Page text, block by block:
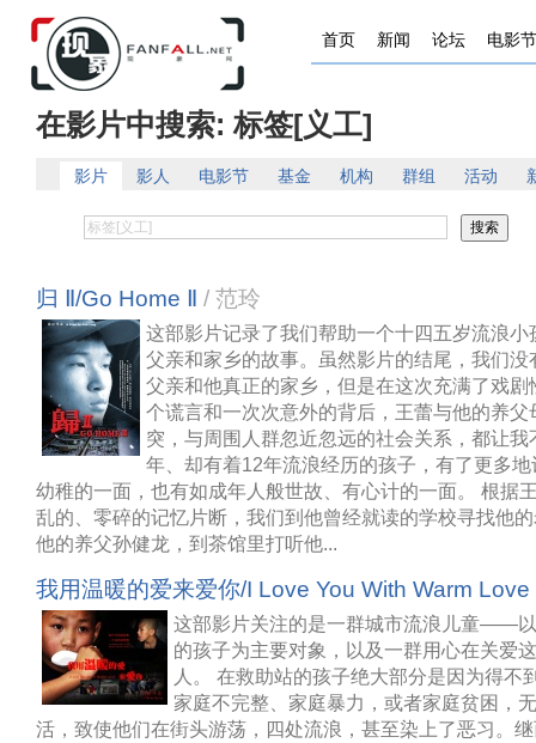
首页 新闻 论坛 电影节
在影片中搜索: 标签[义工]
影片 影人 电影节 基金 机构 群组 活动
归 Ⅱ/Go Home Ⅱ / 范玲
这部影片记录了我们帮助一个十四五岁流浪
父亲和家乡的故事。虽然影片的结尾，我们没
父亲和他真正的家乡，但是在这次充满了戏剧
个谎言和一次次意外的背后，王蕾与他的养父
突，与周围人群忽近忽远的社会关系，都让我
年、却有着12年流浪经历的孩子，有了更多
幼稚的一面，也有如成年人般世故、有心计的一面。 根据
乱的、零碎的记忆片断，我们到他曾经就读的学校寻找他
他的养父孙健龙，到茶馆里打听他...
我用温暖的爱来爱你/I Love You With Warm Love
这部影片关注的是一群城市流浪儿童——
的孩子为主要对象，以及一群用心在关爱
人。 在救助站的孩子绝大部分是因为得不
家庭不完整、家庭暴力，或者家庭贫困，
活，致使他们在街头游荡，四处流浪，甚至染上了恶习。